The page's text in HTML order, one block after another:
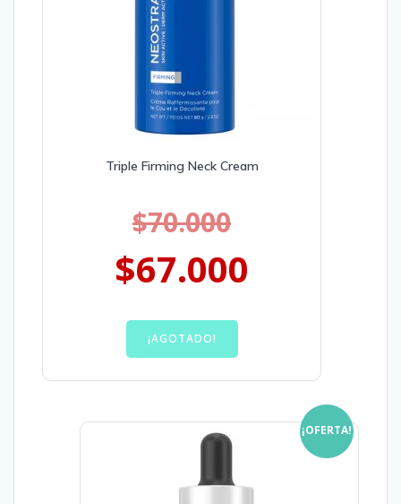
Triple Firming Neck Cream
$70.000
$67.000
¡AGOTADO!
¡OFERTA!